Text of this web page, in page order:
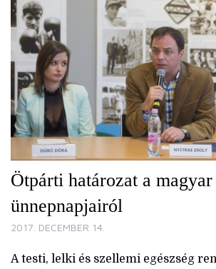
Ötpárti határozat a
ünnepnapjairól
2017. DECEMBER 14.
A testi, lelki és szellemi egészség